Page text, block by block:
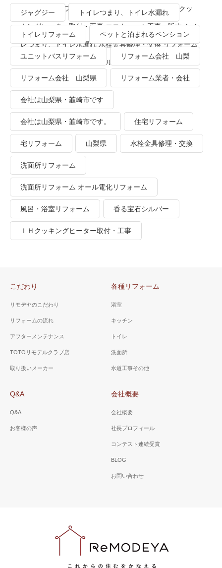
ーム 洗面所リフォーム オール電化リフォーム ＩＨクッ
キングヒーター取付・工事 エコキュート工事・販売 トイ
レつまり、トイレ水漏れ 水栓金具修理・交換 リフォーム
業者・会社 ＴＯＴＯリモデルクラブ
ジャグジー トイレつまり、トイレ水漏れ
トイレリフォーム ペットと泊まれるペンション
ユニットバスリフォーム リフォーム会社 山梨
リフォーム会社 山梨県 リフォーム業者・会社
会社は山梨県・韮崎市です
会社は山梨県・韮崎市です。 住宅リフォーム
宅リフォーム 山梨県 水栓金具修理・交換
洗面所リフォーム
洗面所リフォーム オール電化リフォーム
風呂・浴室リフォーム 香る宝石シルバー
ＩＨクッキングヒーター取付・工事
こだわり
リモデヤのこだわり
リフォームの流れ
アフターメンテナンス
TOTOリモデルクラブ店
取り扱いメーカー
各種リフォーム
浴室
キッチン
トイレ
洗面所
水道工事その他
Q&A
Q&A
お客様の声
会社概要
会社概要
社長プロフィール
コンテスト連続受賞
BLOG
お問い合わせ